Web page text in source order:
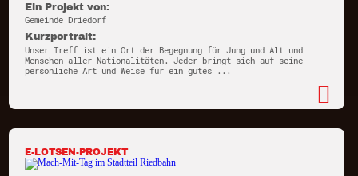
Ein Projekt von:
Gemeinde Driedorf
Kurzportrait:
Unser Treff ist ein Ort der Begegnung für Jung und Alt und
Menschen aller Nationalitäten. Jeder bringt sich auf seine
persönliche Art und Weise für ein gutes ...
E-LOTSEN-PROJEKT